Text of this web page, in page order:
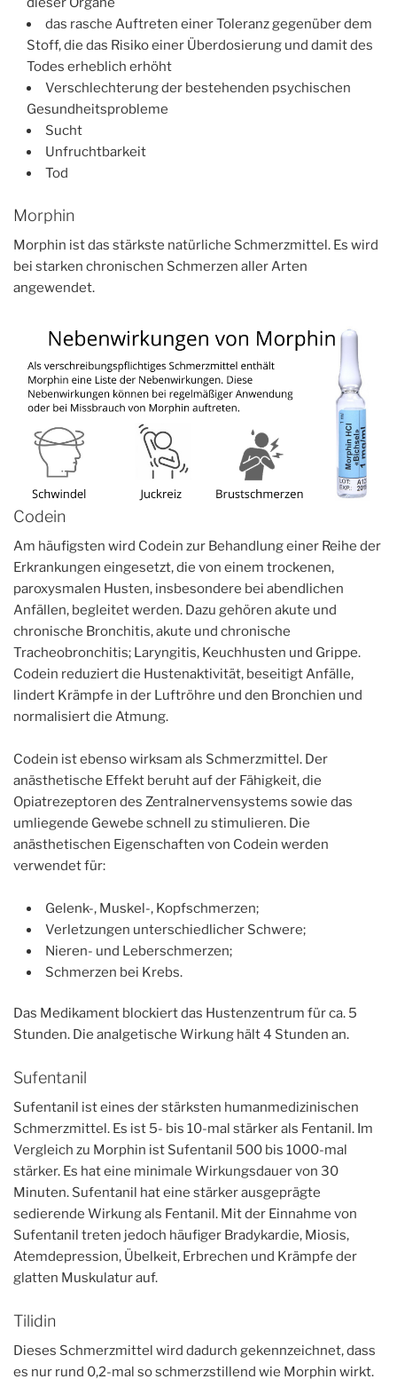
das rasche Auftreten einer Toleranz gegenüber dem
Stoff, die das Risiko einer Überdosierung und damit des
Todes erheblich erhöht
Verschlechterung der bestehenden psychischen
Gesundheitsprobleme
Sucht
Unfruchtbarkeit
Tod
Morphin
Morphin ist das stärkste natürliche Schmerzmittel. Es wird
bei starken chronischen Schmerzen aller Arten
angewendet.
Codein
Am häufigsten wird Codein zur Behandlung einer Reihe der
Erkrankungen eingesetzt, die von einem trockenen,
paroxysmalen Husten, insbesondere bei abendlichen
Anfällen, begleitet werden. Dazu gehören akute und
chronische Bronchitis, akute und chronische
Tracheobronchitis; Laryngitis, Keuchhusten und Grippe.
Codein reduziert die Hustenaktivität, beseitigt Anfälle,
lindert Krämpfe in der Luftröhre und den Bronchien und
normalisiert die Atmung.
Codein ist ebenso wirksam als Schmerzmittel. Der
anästhetische Effekt beruht auf der Fähigkeit, die
Opiatrezeptoren des Zentralnervensystems sowie das
umliegende Gewebe schnell zu stimulieren. Die
anästhetischen Eigenschaften von Codein werden
verwendet für:
Gelenk-, Muskel-, Kopfschmerzen;
Verletzungen unterschiedlicher Schwere;
Nieren- und Leberschmerzen;
Schmerzen bei Krebs.
Das Medikament blockiert das Hustenzentrum für ca. 5
Stunden. Die analgetische Wirkung hält 4 Stunden an.
Sufentanil
Sufentanil ist eines der stärksten humanmedizinischen
Schmerzmittel. Es ist 5- bis 10-mal stärker als Fentanil. Im
Vergleich zu Morphin ist Sufentanil 500 bis 1000-mal
stärker. Es hat eine minimale Wirkungsdauer von 30
Minuten. Sufentanil hat eine stärker ausgeprägte
sedierende Wirkung als Fentanil. Mit der Einnahme von
Sufentanil treten jedoch häufiger Bradykardie, Miosis,
Atemdepression, Übelkeit, Erbrechen und Krämpfe der
glatten Muskulatur auf.
Tilidin
Dieses Schmerzmittel wird dadurch gekennzeichnet, dass
es nur rund 0,2-mal so schmerzstillend wie Morphin wirkt.